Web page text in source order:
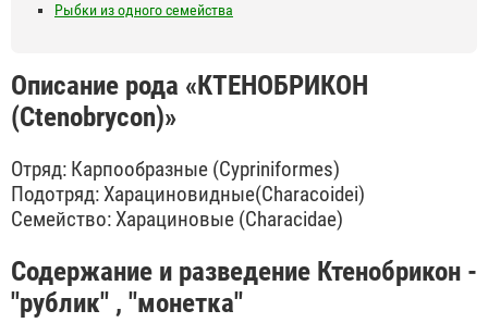
Рыбки из одного семейства
Описание рода «КТЕНОБРИКОН
(Ctenobrycon)»
Отряд: Карпообразные (Cypriniformes)
Подотряд: Харациновидные(Characoidei)
Семейство: Харациновые (Characidae)
Содержание и разведение Ктенобрикон -
"рублик" , "монетка"